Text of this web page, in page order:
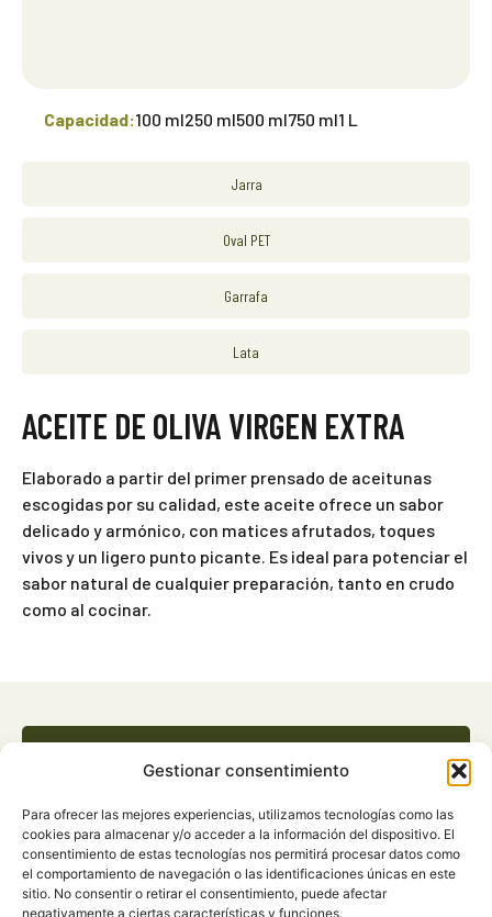
Gestionar consentimiento
Para ofrecer las mejores experiencias, utilizamos tecnologías como las
cookies para almacenar y/o acceder a la información del dispositivo. El
consentimiento de estas tecnologías nos permitirá procesar datos como
el comportamiento de navegación o las identificaciones únicas en este
sitio. No consentir o retirar el consentimiento, puede afectar
negativamente a ciertas características y funciones.
Jarra
Oval PET
Garrafa
Lata
Capacidad:100 ml250 ml500 ml750 ml1 L
ACEITE DE OLIVA VIRGEN EXTRA
Elaborado a partir del primer prensado de aceitunas
escogidas por su calidad, este aceite ofrece un sabor
delicado y armónico, con matices afrutados, toques
vivos y un ligero punto picante. Es ideal para potenciar el
sabor natural de cualquier preparación, tanto en crudo
como al cocinar.
Oval vidrio